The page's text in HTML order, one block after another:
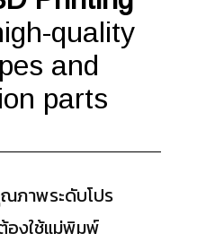
quality
and
parts
ภาพระดับโปร
องใช้แม่พิมพ์